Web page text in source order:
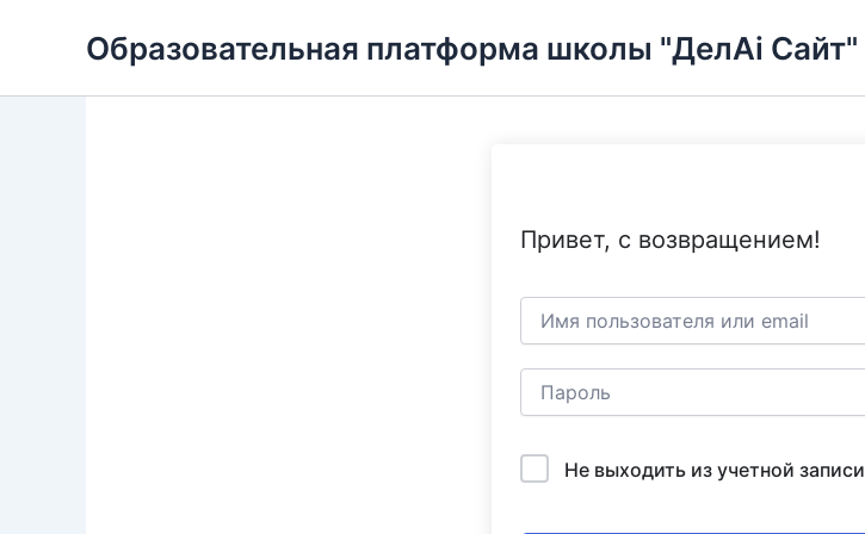
Образовательная платформа школы "ДелAi Сайт"
Привет, с возвращением!
Не выходить из учетной записи